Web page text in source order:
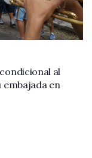
al
embajada en